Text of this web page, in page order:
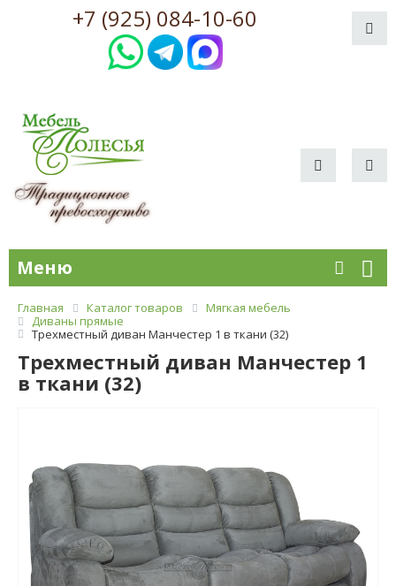
+7 (925) 084-10-60
Меню
Главная Каталог товаров
Мягкая мебель
Диваны прямые
Трехместный диван Манчестер 1 в ткани (32)
Трехместный диван Манчестер 1
в ткани (32)